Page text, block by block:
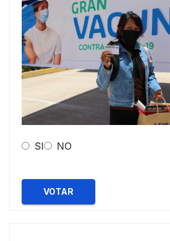
SI NO
VOTAR